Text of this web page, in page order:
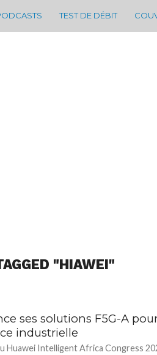
TEST DE DÉBIT
"HIAWEI"
ses solutions F5G-A
industrielle
Huawei Intelligent Africa Congress